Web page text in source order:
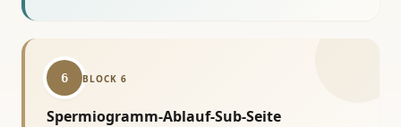
6 BLOCK 6
Spermiogramm-Ablauf-Sub-Seite